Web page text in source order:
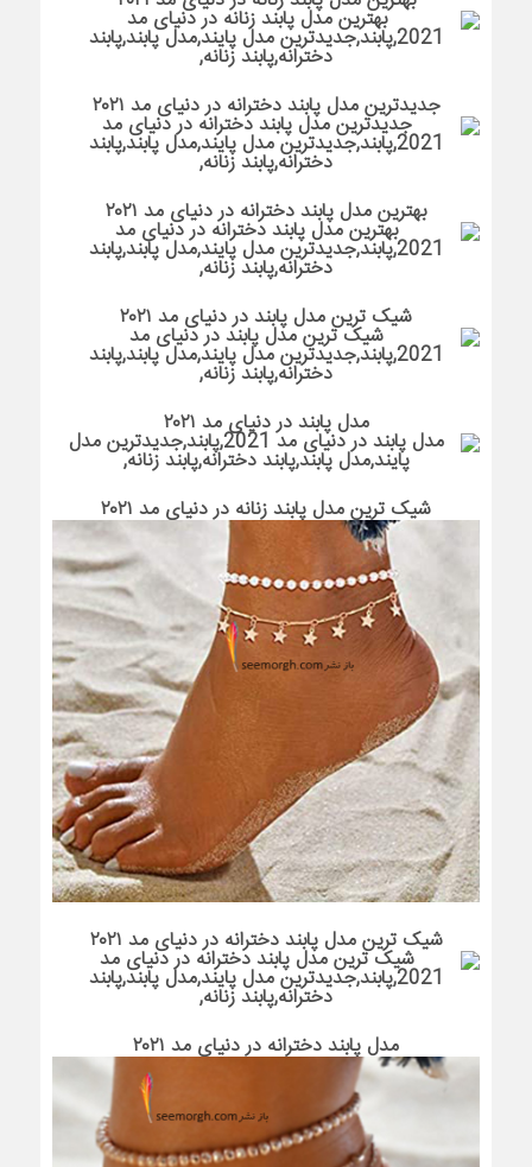
جدیدترین مدل پابند دخترانه در دنیای مد ۲۰۲۱
بهترین مدل پابند دخترانه در دنیای مد ۲۰۲۱
شیک ترین مدل پابند در دنیای مد ۲۰۲۱
مدل پابند در دنیای مد ۲۰۲۱
شیک ترین مدل پابند زنانه در دنیای مد ۲۰۲۱
شیک ترین مدل پابند دخترانه در دنیای مد ۲۰۲۱
مدل پابند دخترانه در دنیای مد ۲۰۲۱